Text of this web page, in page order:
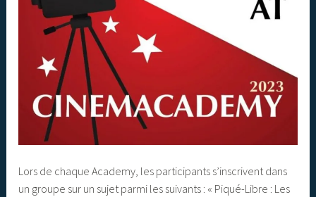
Lors de chaque Academy, les participants s’inscrivent dans
un groupe sur un sujet parmi les suivants : « Piqué-Libre : Les